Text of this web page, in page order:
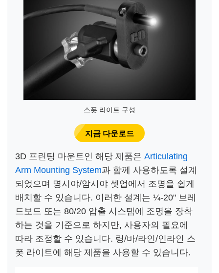
스폿 라이트 구성
지금 다운로드
3D 프린팅 마운트인 해당 제품은 Articulating
Arm Mounting System과 함께 사용하도록 설계
되었으며 명시야/암시야 셋업에서 조명을 쉽게
배치할 수 있습니다. 이러한 설계는 ¼-20" 브레
드보드 또는 80/20 압출 시스템에 조명을 장착
하는 것을 기준으로 하지만, 사용자의 필요에
따라 조정할 수 있습니다. 링/바/라인/인라인 스
폿 라이트에 해당 제품을 사용할 수 있습니다.